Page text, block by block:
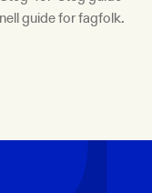
guide for fagfolk.